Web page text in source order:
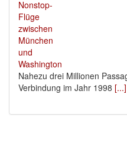
Nahezu drei Millionen
Verbindung im Jahr 1998 [...]